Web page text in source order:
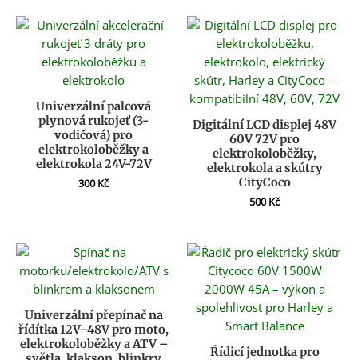
Univerzální palcová
plynová rukojeť (3-
vodičová) pro
elektrokoloběžky a
elektrokola 24V-72V
300Kč
Digitální LCD displej 48V
60V 72V pro
elektrokoloběžky,
elektrokola a skútry
CityCoco
500Kč
Univerzální přepínač na
řídítka 12V–48V pro moto,
elektrokoloběžky a ATV –
Řídicí jednotka pro